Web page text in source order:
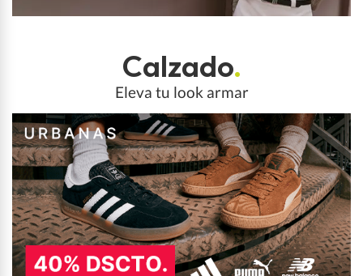
Calzado.
Eleva tu look armar